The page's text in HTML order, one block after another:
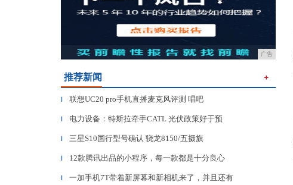
广告
推荐新闻 ＋
▎ 联想UC20 pro手机直播麦克风评测 唱吧
▎ 电力设备：特斯拉牵手CATL 光伏政策好于预
▎ 三星S10国行型号确认 骁龙8150/五摄旗
▎ 12款腾讯出品的小程序，每一款都是十分良心
▎ 一加手机7T带着新屏幕和新相机来了，并且还有